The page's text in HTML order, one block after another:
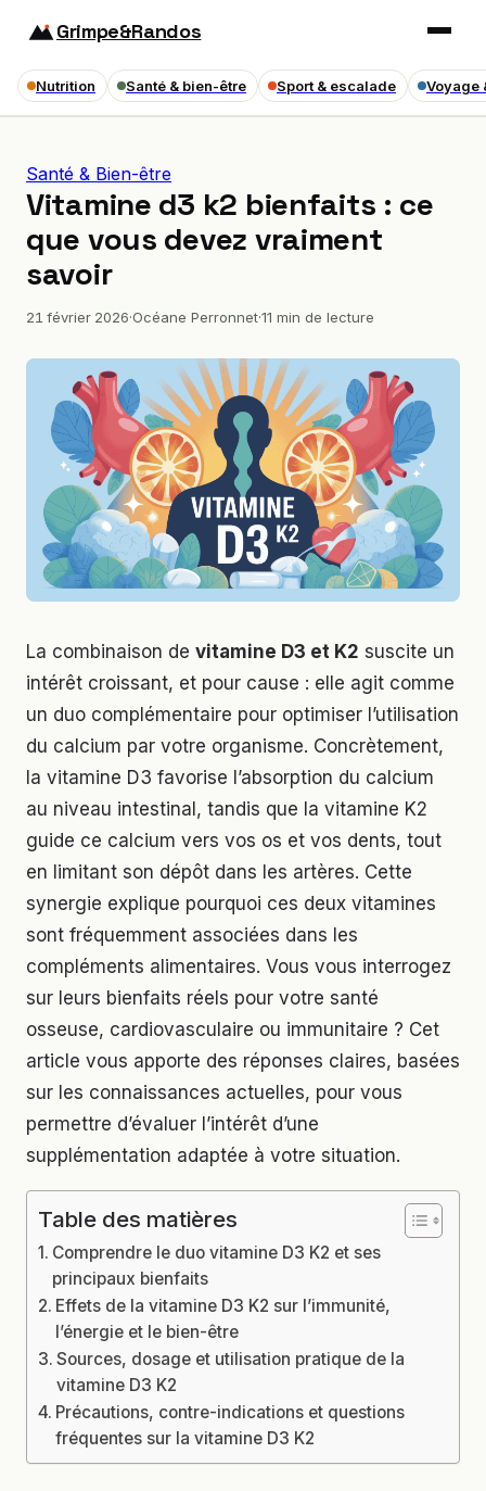
Grimpe&Randos
Nutrition Santé & bien-être Sport & escalade Voyage
Santé & Bien-être
Vitamine d3 k2 bienfaits : ce
que vous devez vraiment
savoir
21 février 2026·Océane Perronnet·11 min de lecture
La combinaison de vitamine D3 et K2 suscite un
intérêt croissant, et pour cause : elle agit comme
un duo complémentaire pour optimiser l’utilisation
du calcium par votre organisme. Concrètement,
la vitamine D3 favorise l’absorption du calcium
au niveau intestinal, tandis que la vitamine K2
guide ce calcium vers vos os et vos dents, tout
en limitant son dépôt dans les artères. Cette
synergie explique pourquoi ces deux vitamines
sont fréquemment associées dans les
compléments alimentaires. Vous vous interrogez
sur leurs bienfaits réels pour votre santé
osseuse, cardiovasculaire ou immunitaire ? Cet
article vous apporte des réponses claires, basées
sur les connaissances actuelles, pour vous
permettre d’évaluer l’intérêt d’une
supplémentation adaptée à votre situation.
Table des matières
Comprendre le duo vitamine D3 K2 et ses
principaux bienfaits
Effets de la vitamine D3 K2 sur l’immunité,
l’énergie et le bien-être
Sources, dosage et utilisation pratique de la
vitamine D3 K2
Précautions, contre-indications et questions
fréquentes sur la vitamine D3 K2